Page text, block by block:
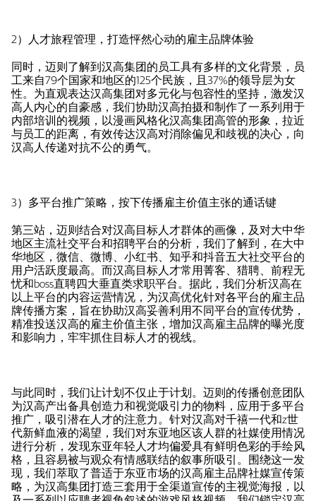
2）人才旅程管理，打造怦然心动的雇主品牌体验
同时，迈则了解到汉高集团的员工具有多样的文化背景，员
工来自79个国家和地区的125个民族，且37%的领导层为女
性。为直观表达汉高集团对多元化与包容性的坚持，激发汉
高人内心的自豪感，我们协助汉高拍摄和制作了一系列用于
内部培训的视频，以漫画风格化汉高集团高管的形象，拉近
与员工的距离，有效传达汉高对消除偏见和歧视的决心，向
汉高人传递对抗不公的勇气。
3）多平台推广策略，按下传播雇主价值主张的通话键
第三站，迈则结合对汉高目标人才群体的画像，及对大中华
地区主流社交平台和招聘平台的分析，我们了解到，在大中
华地区，微信、微博、小红书、知乎和抖音五大社交平台的
用户活跃度最高。而汉高目标人才常用菁客、猎聘、前程无
忧和boss直聘四大垂直类求职平台。据此，我们分析汉高在
以上平台的内容运营情况，为汉高优化针对各平台的雇主品
牌传播方案，旨在协助汉高妥善利用不同平台的宣传优势，
精准投送汉高的雇主价值主张，增加汉高雇主品牌的曝光度
和影响力，牢牢抓住目标人才的视线。
与此同时，我们让计划不仅止于计划。迈则的传播创意团队
为汉高产出备具创造力和视觉吸引力的物料，应用于多平台
推广，吸引潜在人才的注意力。针对汉高对千禧一代和z世
代新鲜血液的渴望，我们对东亚地区该人群的社媒使用情况
进行分析，发现东亚年轻人才均偏爱具有鲜明色彩的手绘风
格，且容易被与观众有情感联结的叙事所吸引。围绕这一发
现，我们萃取了普适于东亚市场的汉高雇主品牌社媒宣传策
略，为汉高集团打造三套用于全渠道宣传的主视觉海报，以